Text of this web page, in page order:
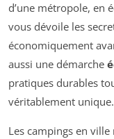
d’une métropole, en
vous dévoile les
économiquement
aussi une démarche
pratiques durables
véritablement unique.
Les campings en